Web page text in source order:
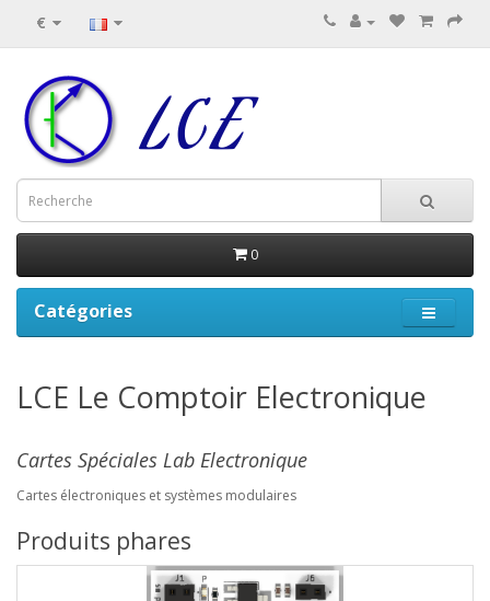
€
0
Catégories
LCE Le Comptoir Electronique
Cartes Spéciales Lab Electronique
Cartes électroniques et systèmes modulaires
Produits phares